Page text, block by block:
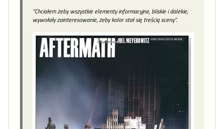
“Chciałem żeby wszystkie elementy informacyjne, bliskie i dalekie,
wywołały zainteresowanie, żeby kolor stał się treścią sceny”.